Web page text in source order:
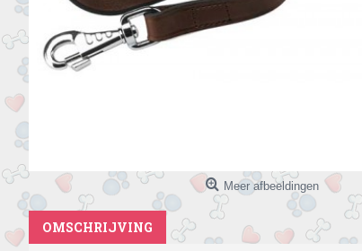
Meer afbeeldingen
OMSCHRIJVING